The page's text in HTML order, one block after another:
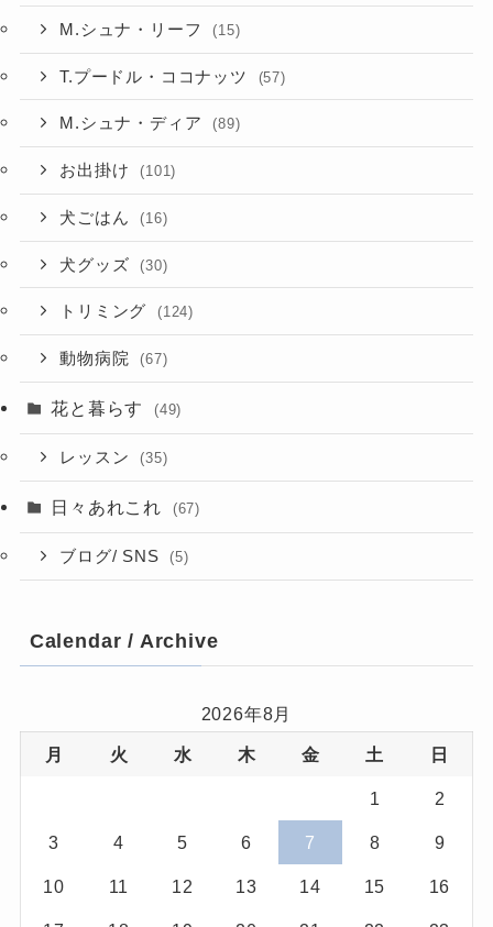
M.シュナ・リーフ (15)
T.プードル・ココナッツ (57)
M.シュナ・ディア (89)
お出掛け (101)
犬ごはん (16)
犬グッズ (30)
トリミング (124)
動物病院 (67)
花と暮らす (49)
レッスン (35)
日々あれこれ (67)
ブログ/ SNS (5)
Calendar / Archive
2026年8月
月 火 水 木 金 土 日
1 2
3 4 5 6 7 8 9
10 11 12 13 14 15 16